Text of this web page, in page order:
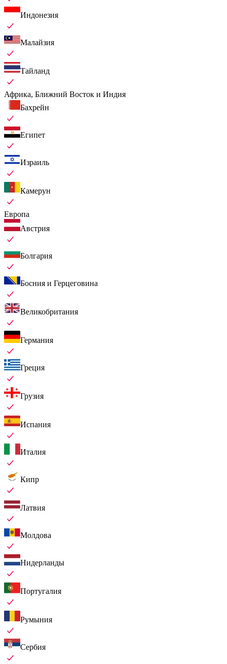
Индонезия
Малайзия
Тайланд
Африка, Ближний Восток и Индия
Бахрейн
Египет
Израиль
Камерун
Европа
Австрия
Болгария
Босния и Герцеговина
Великобритания
Германия
Греция
Грузия
Испания
Италия
Кипр
Латвия
Молдова
Нидерланды
Португалия
Румыния
Сербия